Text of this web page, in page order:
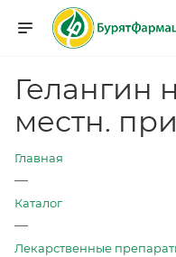
Гелангин
местн.
Главная
—
Каталог
—
Лекарственные